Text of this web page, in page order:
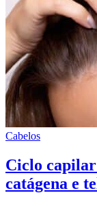
Cabelos
Ciclo
catágena e